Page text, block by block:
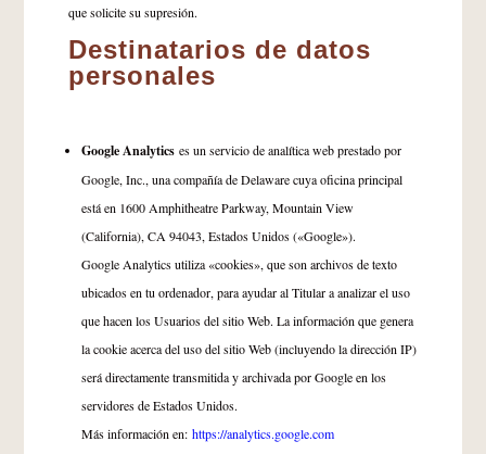
que solicite su supresión.
Destinatarios de datos
personales
Google Analyticses un servicio de analítica web prestado por
Google, Inc., una compañía de Delaware cuya oficina principal
está en 1600 Amphitheatre Parkway, Mountain View
(California), CA 94043, Estados Unidos («Google»).
Google Analytics utiliza «cookies», que son archivos de texto
ubicados en tu ordenador, para ayudar al Titular a analizar el uso
que hacen los Usuarios del sitio Web. La información que genera
la cookie acerca del uso del sitio Web (incluyendo la dirección IP)
será directamente transmitida y archivada por Google en los
servidores de Estados Unidos.
Más información en: https://analytics.google.com